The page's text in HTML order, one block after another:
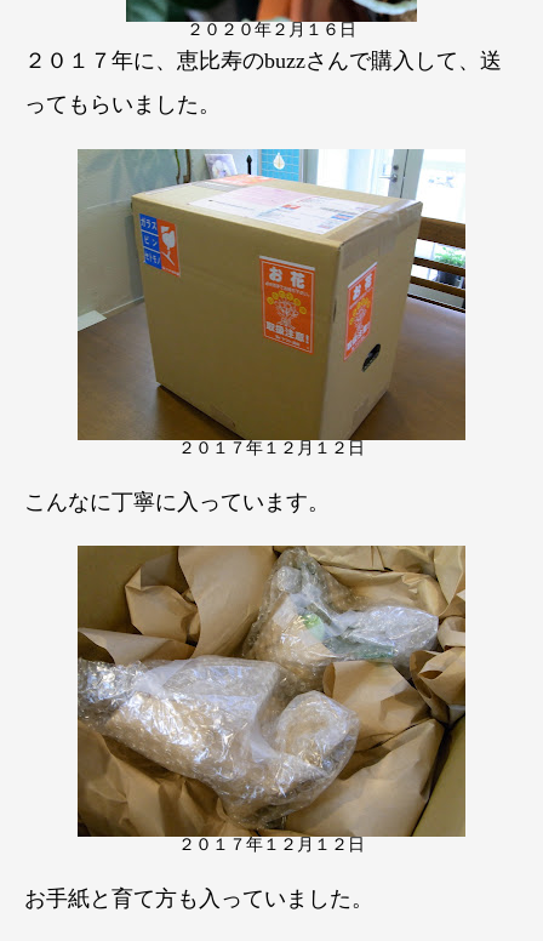
２０２０年２月１６日
２０１７年に、恵比寿のbuzzさんで購入して、送
ってもらいました。
２０１７年１２月１２日
こんなに丁寧に入っています。
２０１７年１２月１２日
お手紙と育て方も入っていました。